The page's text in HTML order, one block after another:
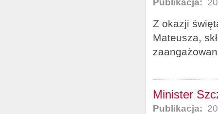
Publikacja:
Z okazji
Mateusza,
Minister
Publikacja: